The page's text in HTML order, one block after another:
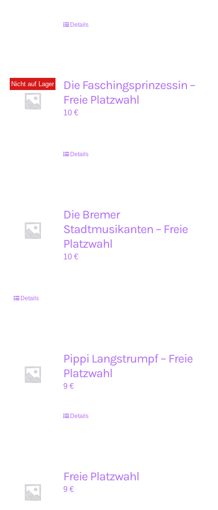
Details
Nicht auf Lager
Die Faschingsprinzessin –
Freie Platzwahl
10€
Details
Die Bremer
Stadtmusikanten – Freie
Platzwahl
10€
Details
Pippi Langstrumpf – Freie
Platzwahl
9€
Details
Freie Platzwahl
9€